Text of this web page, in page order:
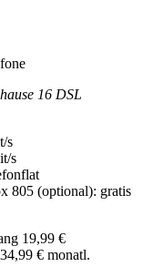
16 DSL
s
s
805 (optional): gratis
19,99 €
€ monatl.